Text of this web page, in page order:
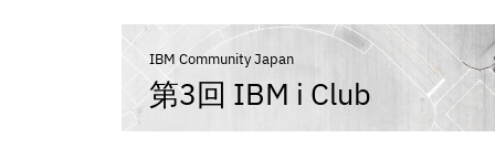
IBM Community Japan
第3回 IBM i Club